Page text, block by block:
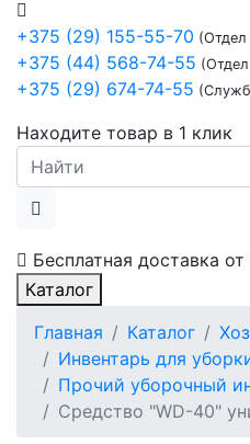
+375 (29) 155-55-70
+375 (44) 568-74-55
+375 (29) 674-74-55
Находите товар в 1 клик
Бесплатная доставка от
Каталог
Главная
Каталог
Инвентарь для
Прочий уборочный
Средство "WD-40"